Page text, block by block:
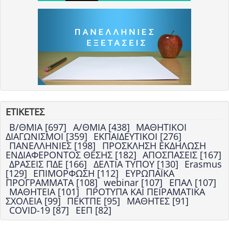
ΕΤΙΚΕΤΕΣ
Β/ΘΜΙΑ [697] Α/ΘΜΙΑ [438] ΜΑΘΗΤΙΚΟΙ
ΔΙΑΓΩΝΙΣΜΟΙ [359] ΕΚΠΑΙΔΕΥΤΙΚΟΙ [276]
ΠΑΝΕΛΛΗΝΙΕΣ [198] ΠΡΟΣΚΛΗΣΗ ΕΚΔΗΛΩΣΗ
ΕΝΔΙΑΦΕΡΟΝΤΟΣ ΘΕΣΗΣ [182] ΑΠΟΣΠΑΣΕΙΣ [167]
ΔΡΑΣΕΙΣ ΠΔΕ [166] ΔΕΛΤΙΑ ΤΥΠΟΥ [130] Erasmus
[129] ΕΠΙΜΟΡΦΩΣΗ [112] ΕΥΡΩΠΑΪΚΑ
ΠΡΟΓΡΑΜΜΑΤΑ [108] webinar [107] ΕΠΑΛ [107]
ΜΑΘΗΤΕΙΑ [101] ΠΡΟΤΥΠΑ ΚΑΙ ΠΕΙΡΑΜΑΤΙΚΑ
ΣΧΟΛΕΙΑ [99] ΠΕΚΤΠΕ [95] ΜΑΘΗΤΕΣ [91]
COVID-19 [87] ΕΕΠ [82]